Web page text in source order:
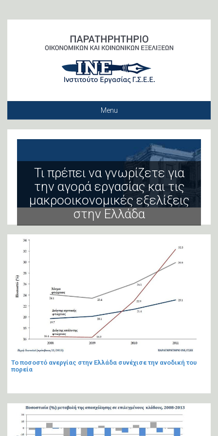
Menu
Τι πρέπει να γνωρίζετε για
την αγορά εργασίας και τις
μακροοικονομικές εξελίξεις
στην Ελλάδα
Το ποσοστό ανεργίας στην Ελλάδα συνέχισε την ανοδική του
πορεία